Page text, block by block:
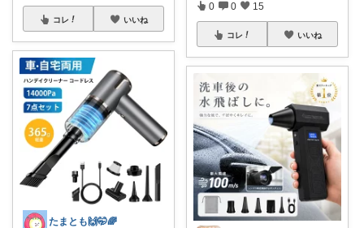
コレ いいね
たまとも🙌🤭🌈
0 0 15
コレ いいね